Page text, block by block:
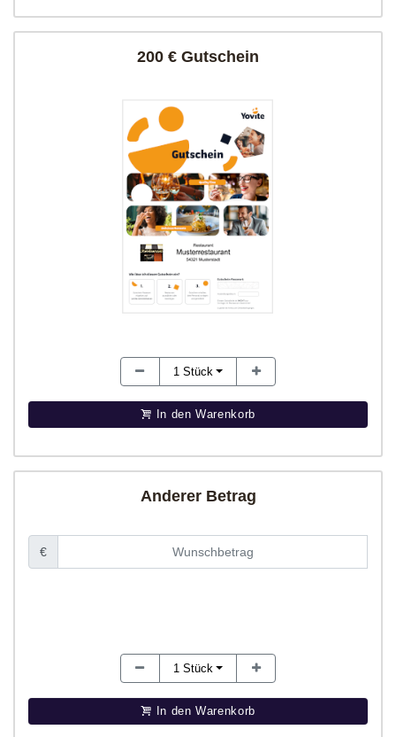
200 € Gutschein
1 Stück
In den Warenkorb
Anderer Betrag
€
1 Stück
In den Warenkorb